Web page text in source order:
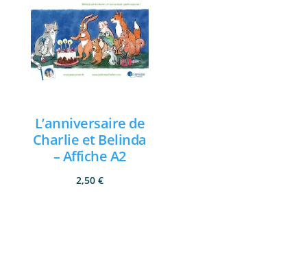
L’anniversaire de
Charlie et Belinda
– Affiche A2
2,50 €